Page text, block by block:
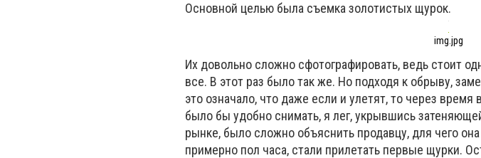
Основной целью была съемка золотистых щурок.
img.jpg
Их довольно сложно сфотографировать, ведь стоит
все. В этот раз было так же. Но подходя к обрыву,
это означало, что даже если и улетят, то через
было бы удобно снимать, я лег, укрывшись
рынке, было сложно объяснить продавцу, для чего
примерно пол часа, стали прилетать первые щурки.